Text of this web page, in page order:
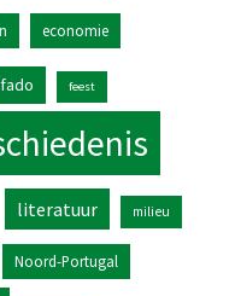
economie
fado feest
literatuur milieu
Noord-Portugal